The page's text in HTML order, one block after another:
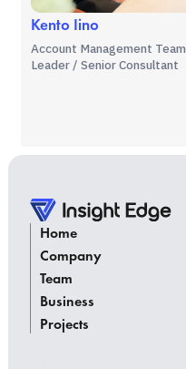
Kento Iino
Account Management Team
Leader / Senior Consultant
Home
Company
Team
Business
Projects